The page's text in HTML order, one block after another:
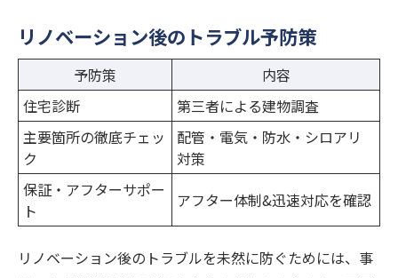
リノベーション後のトラブル予防策
予防策
内容
住宅診断
第三者による建物調査
主要箇所の徹底チェッ
ク
配管・電気・防水・シロアリ
対策
保証・アフターサポー
ト
アフター体制&迅速対応を確認
リノベーション後のトラブルを未然に防ぐためには、事